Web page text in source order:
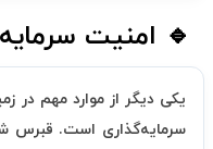
🔹 امنیت
یکی دیگر از موارد مهم در
سرمایه‌گذاری است. قبرس